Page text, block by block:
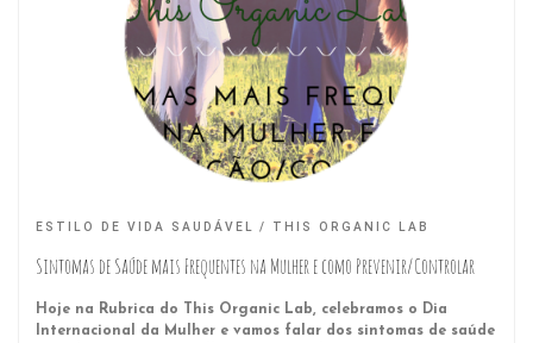
ESTILO DE VIDA SAUDÁVEL THIS ORGANIC LAB
Sintomas de Saúde mais Frequentes na Mulher e como Prevenir/Controlar
Hoje na Rubrica do This Organic Lab, celebramos o Dia
Internacional da Mulher e vamos falar dos sintomas de saúde